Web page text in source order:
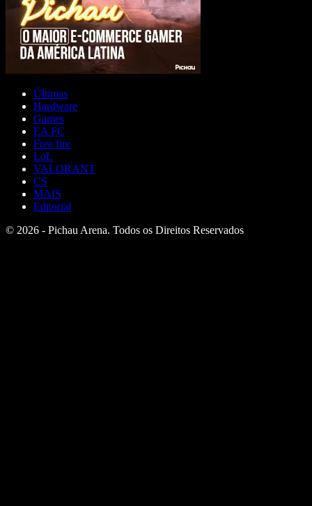
Últimas
Hardware
Games
EA FC
Free fire
LoL
VALORANT
CS
MAIS
Editorial
© 2026 - Pichau Arena. Todos os Direitos Reservados